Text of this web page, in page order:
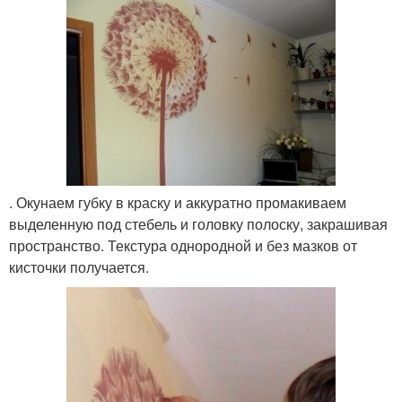
. Окунаем губку в краску и аккуратно промакиваем
выделенную под стебель и головку полоску, закрашивая
пространство. Текстура однородной и без мазков от
кисточки получается.